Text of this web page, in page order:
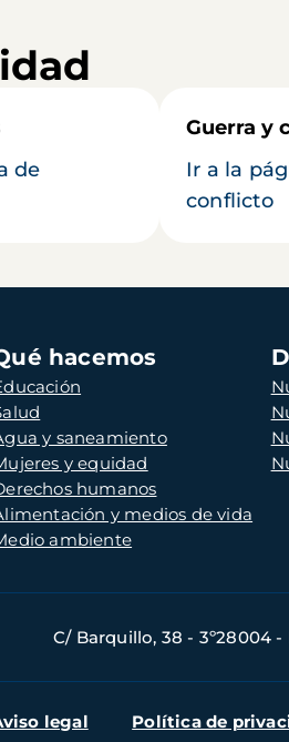
de
Guerra y
Ir a la
conflicto
hacemos
y saneamiento
y equidad
humanos
y medios de vida
ambiente
C/ Barquillo, 38 - 3º28004 -
legal Política de